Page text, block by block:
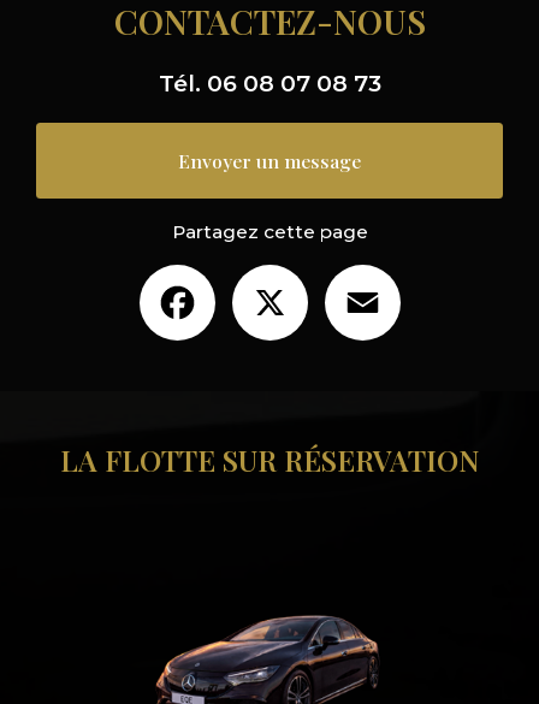
CONTACTEZ-NOUS
Tél. 06 08 07 08 73
Envoyer un message
Partagez cette page
Facebook
LA FLOTTE SUR RÉSERVATION